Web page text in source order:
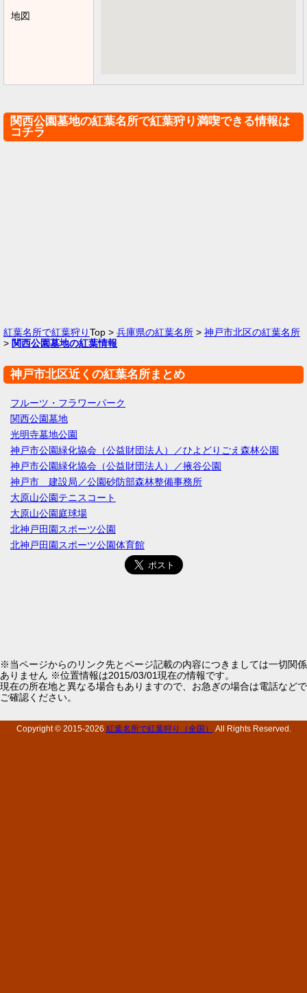
地図
関西公園墓地の紅葉名所で紅葉狩り満喫できる情報は
コチラ
紅葉名所で紅葉狩りTop > 兵庫県の紅葉名所 > 神戸市北区の紅葉名所
> 関西公園墓地の紅葉情報
神戸市北区近くの紅葉名所まとめ
フルーツ・フラワーパーク
関西公園墓地
光明寺墓地公園
神戸市公園緑化協会（公益財団法人）／ひよどりごえ森林公園
神戸市公園緑化協会（公益財団法人）／掖谷公園
神戸市 建設局／公園砂防部森林整備事務所
大原山公園テニスコート
大原山公園庭球場
北神戸田園スポーツ公園
北神戸田園スポーツ公園体育館
※当ページからのリンク先とページ記載の内容につきましては一切関係
ありません ※位置情報は2015/03/01現在の情報です。
現在の所在地と異なる場合もありますので、お急ぎの場合は電話などで
ご確認ください。
Copyright © 2015-2026 紅葉名所で紅葉狩り（全国） All Rights Reserved.